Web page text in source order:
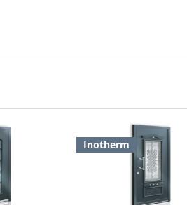
Inotherm